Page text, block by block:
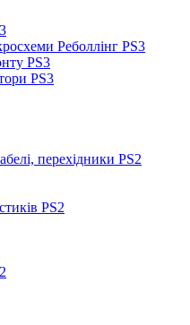
Реболлінг PS3
PS3
PS3
перехідники PS2
PS2